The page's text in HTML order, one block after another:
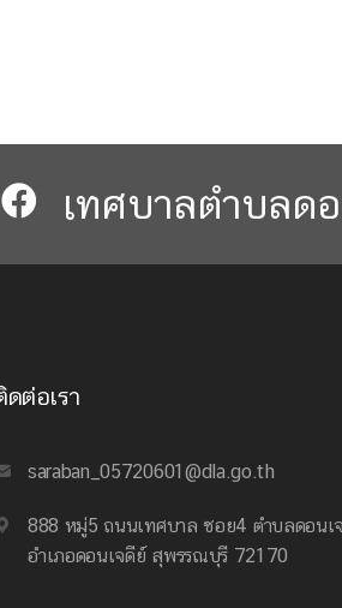
เทศบาลตำบลด
ดต่อเรา
saraban_05720601@dla.go.th
888 หมู่5 ถนนเทศบาล ซอย4 ตำบลดอนเ
อำเภอดอนเจดีย์ สุพรรณบุรี 72170